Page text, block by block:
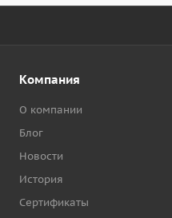
Компания
О компании
Блог
Новости
История
Сертификаты